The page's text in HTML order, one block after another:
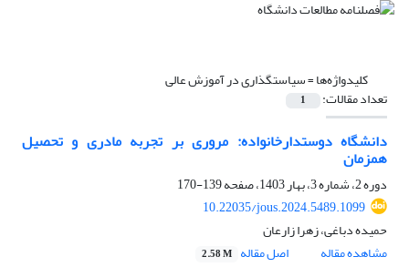
کلیدواژه‌ها =سیاستگذاری در آموزش عالی
تعداد مقالات: 1
دانشگاه دوستدارخانواده: مروری بر تجربه مادری و تحصیل
همزمان
دوره 2، شماره 3، بهار 1403، صفحه
139-170
10.22035/jous.2024.5489.1099
حمیده دباغی، زهرا زارعان
مشاهده مقاله
اصل مقاله 2.58 M